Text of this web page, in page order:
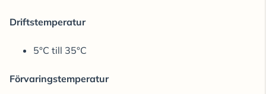
Driftstemperatur
5°C till 35°C
Förvaringstemperatur